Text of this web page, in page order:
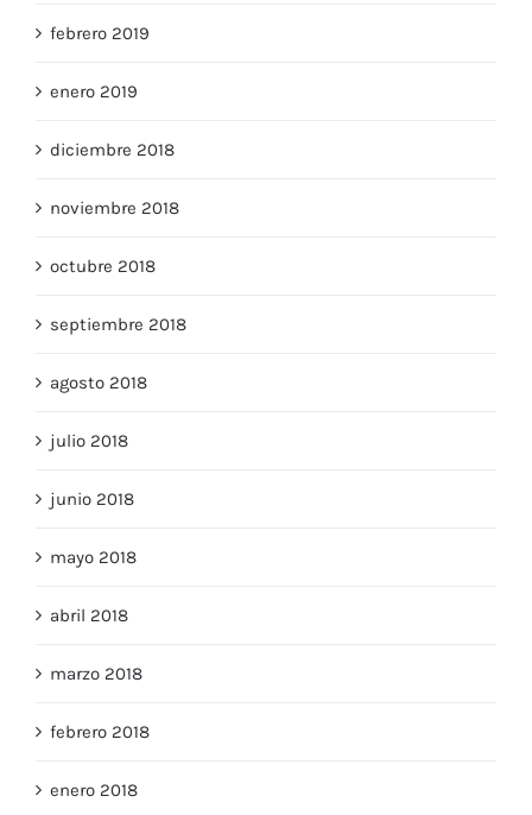
febrero 2019
enero 2019
diciembre 2018
noviembre 2018
octubre 2018
septiembre 2018
agosto 2018
julio 2018
junio 2018
mayo 2018
abril 2018
marzo 2018
febrero 2018
enero 2018